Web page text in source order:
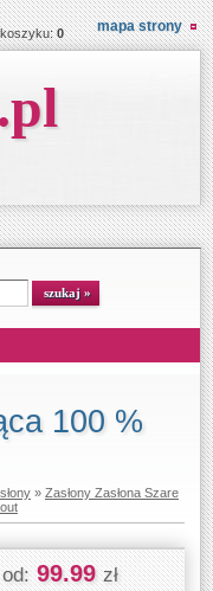
koszyku:0 mapa strony
.pl
100 %
» Zasłony Zasłona Szare
99.99 zł